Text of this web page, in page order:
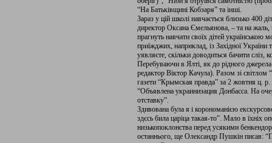
“На Батьківщині Кобзаря” та інші.
Зараз у цій школі навчається близько 400
директор Оксана Ємельянова, – та на
прагнуть навчати своїх дітей
приїжджих, наприклад, із Західної України
уявляєте, скільки доводиться бачити
Перебуваючи в Ялті, як до рідного
редактор Віктор Качула). Разом зі світлом
газети “Крымская правда” за 2 жовтня ц.
“Объявлена украинизация Донбасса. На
отставку”.
Здивована була я і корономанією
здєсь била царіца такая-то”. Мало в їхніх
низькопоклонства перед усякими
останнього, ще Олександр Пушкін писав: